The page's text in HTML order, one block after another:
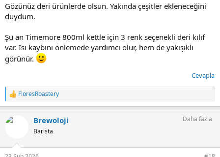
Gözünüz deri ürünlerde olsun. Yakında çeşitler ekleneceğini
duydum.
Şu an Timemore 800ml kettle için 3 renk seçenekli deri kılıf
var. Isı kaybını önlemede yardımcı olur, hem de yakışıklı
görünür.
Cevapla
T
e
k
FloresRoastery
Brewoloji
Barista
Daha fazla